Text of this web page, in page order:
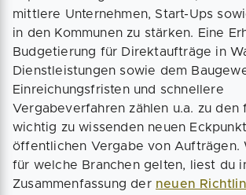
mittlere Unternehmen, Start-Ups
in den Kommunen zu stärken. Eine
Budgetierung für Direktaufträge in
Dienstleistungen sowie dem
Einreichungsfristen und schnellere
Vergabeverfahren zählen u.a. zu den
wichtig zu wissenden neuen
öffentlichen Vergabe von Aufträgen.
für welche Branchen gelten, liest du
Zusammenfassung der neuen